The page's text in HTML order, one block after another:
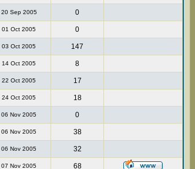
20 Sep 2005 0
01 Oct 2005 0
03 Oct 2005 147
14 Oct 2005 8
22 Oct 2005 17
24 Oct 2005 18
06 Nov 2005 0
06 Nov 2005 38
06 Nov 2005 32
07 Nov 2005 68